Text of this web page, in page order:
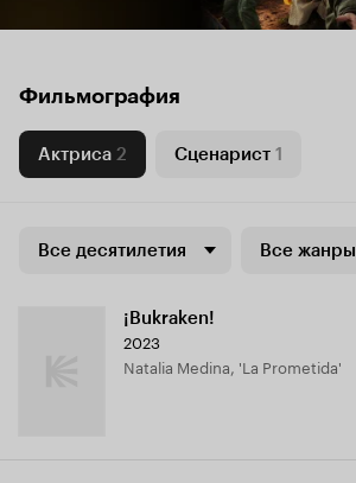
Фильмография
Актриса 2 Сценарист 1
Все десятилетия Все жанры
¡Bukraken!
2023
Natalia Medina, 'La Prometida'